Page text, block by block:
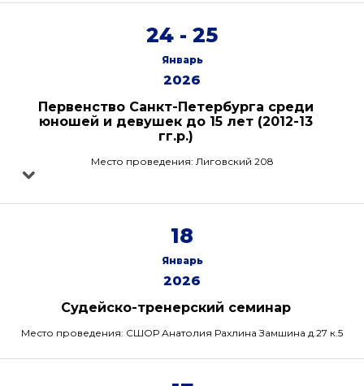
24 - 25
Январь
2026
Первенство Санкт-Петербурга среди
юношей и девушек до 15 лет (2012-13
гг.р.)
Место проведения: Лиговский 208
18
Январь
2026
Судейско-тренерский семинар
Место проведения: СШОР Анатолия Рахлина Замшина д.27 к.5